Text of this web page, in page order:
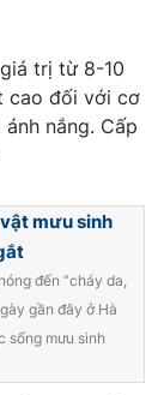
AI
trị từ 8-10
cao đối với cơ
nắng. Cấp
mưu sinh
đến “cháy da,
gần đây ở Hà
sống mưu sinh